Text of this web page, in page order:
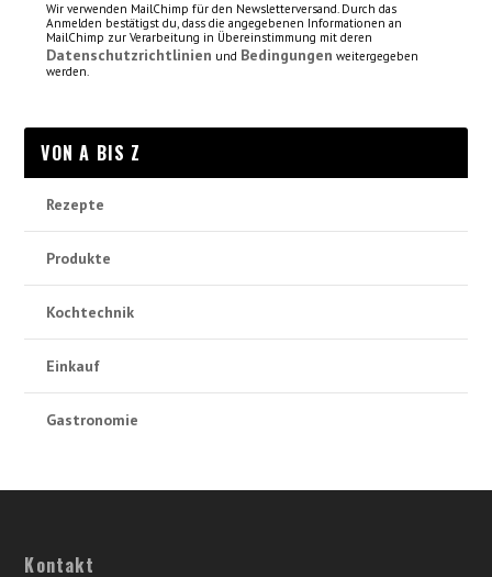
Wir verwenden MailChimp für den Newsletterversand. Durch das
Anmelden bestätigst du, dass die angegebenen Informationen an
MailChimp zur Verarbeitung in Übereinstimmung mit deren
Datenschutzrichtlinien und Bedingungen weitergegeben
werden.
VON A BIS Z
Rezepte
Produkte
Kochtechnik
Einkauf
Gastronomie
Kontakt